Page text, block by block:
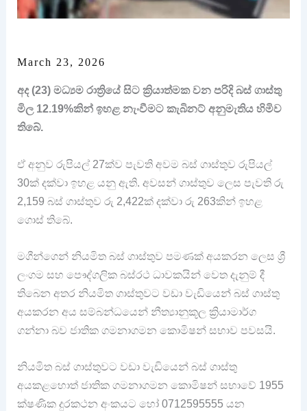
March 23, 2026
අද (23) මධ්‍යම රාත්‍රියේ සිට ක්‍රියාත්මක වන පරිදි බස් ගාස්තු
මිල 12.19%කින් ඉහළ නැංවීමට කැබිනට් අනුමැතිය හිමිව
තිබේ.
ඒ අනුව රුපියල් 27ක්ව පැවති අවම බස් ගාස්තුව රුපියල්
30ක් දක්වා ඉහළ යනු ඇති. අවසන් ගාස්තුව ලෙස පැවති රු
2,159 බස් ගාස්තුව රු 2,422ක් දක්වා රු 263කින් ඉහළ
ගොස් තිබේ.
මගීන්ගෙන් නියමිත බස් ගාස්තුව පමණක් අයකරන ලෙස ශ්‍රී
ලංගම සහ පෞද්ගලික බස්රථ ධාවකයින් වෙත දැනුම් දී
තිබෙන අතර නියමිත ගාස්තුවට වඩා වැඩියෙන් බස් ගාස්තු
අයකරන අය සම්බන්ධයෙන් නීත්‍යානුකූල ක්‍රියාමාර්ග
ගන්නා බව ජාතික ගමනාගමන කොමිෂන් සභාව පවසයි.
නියමිත බස් ගාස්තුවට වඩා වැඩියෙන් බස් ගාස්තු
අයකළහොත් ජාතික ගමනාගමන කොමිෂන් සභාවේ 1955
ක්ෂණික දුරකථන අංකයට හෝ 0712595555 යන